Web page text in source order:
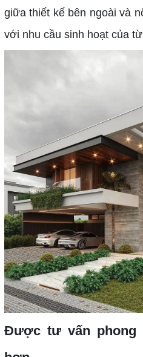
giữa thiết kế bên ngoài và
với nhu cầu sinh hoạt của
Được tư vấn phong